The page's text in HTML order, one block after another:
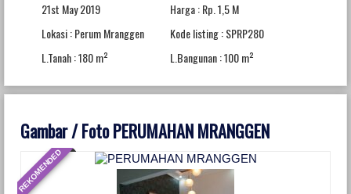
21st May 2019
Harga : Rp. 1,5 M
Lokasi : Perum Mranggen
Kode listing : SPRP280
L.Tanah : 180 m²
L.Bangunan : 100 m²
Gambar / Foto PERUMAHAN MRANGGEN
REKOMENDED